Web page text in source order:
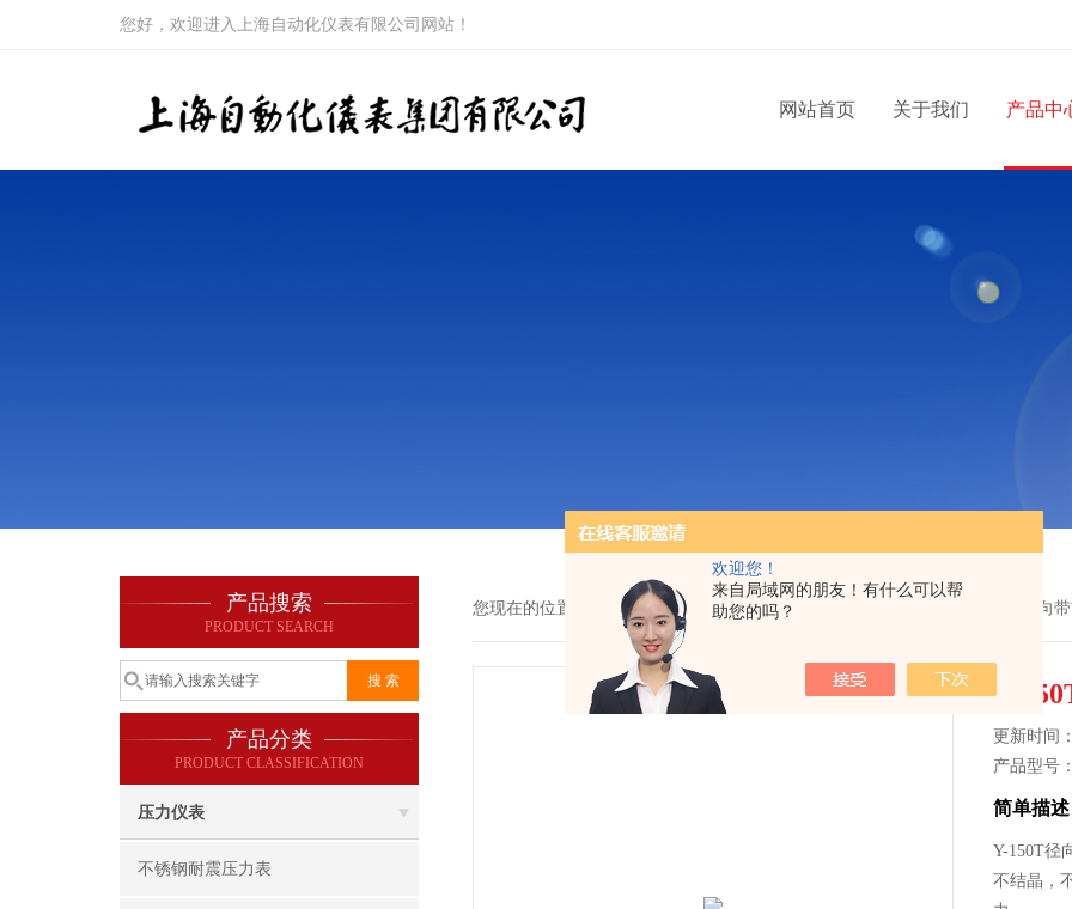
欢迎您！
来自局域网的朋友！有什么可以帮
助您的吗？
您好，欢迎进入上海自动化仪表有限公司网站！
网站首页 关于我们 产品中
产品搜索
PRODUCT SEARCH
产品分类
PRODUCT CLASSIFICATION
压力仪表
不锈钢耐震压力表
您现在的位置： 首页 > 产品中心 >压力仪表 > Y-150TY-150T径向
Y-
更新时间
产品型号
简单描述
Y-150T径
不结晶，